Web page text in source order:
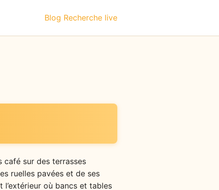
Blog Recherche live
café sur des terrasses
ruelles pavées et de ses
l’extérieur où bancs et tables